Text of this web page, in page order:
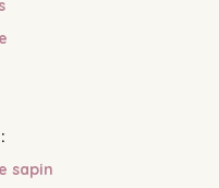
sapin